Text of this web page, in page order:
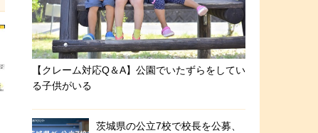
【クレーム対応Q＆A】公園でいたずらをしてい
る子供がいる
茨城県の公立7校で校長を公募、